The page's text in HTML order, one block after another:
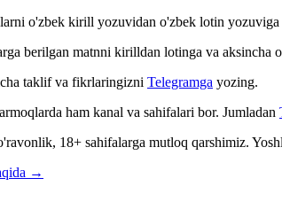
o'zbek kirill yozuvidan o'zbek lotin
berilgan matnni kirilldan lotinga va aksincha
taklif va fikrlaringizni Telegramga yozing.
ham kanal va sahifalari bor. Jumladan
18+ sahifalarga mutloq qarshimiz.
→